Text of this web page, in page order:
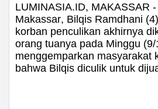
LUMINASIA.ID, MAKASSAR
Makassar, Bilqis Ramdhani
korban penculikan akhirnya
orang tuanya pada Minggu
menggemparkan masyarakat
bahwa Bilqis diculik untuk